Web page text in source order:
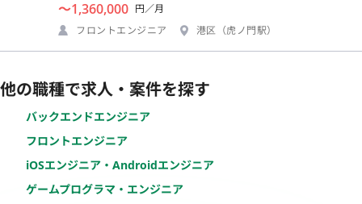
〜1,360,000 円／月
フロントエンジニア
港区（虎ノ門駅）
他の職種で求人・案件を探す
バックエンドエンジニア
フロントエンジニア
iOSエンジニア・Androidエンジニア
ゲームプログラマ・エンジニア